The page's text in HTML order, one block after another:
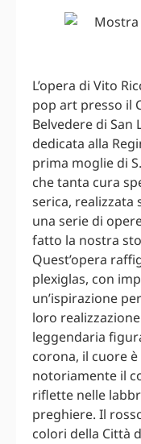
L’opera di Vito
pop art presso il
Belvedere di San
dedicata alla
prima moglie di
che tanta cura
serica, realizzata
una serie di
fatto la nostra
Quest’opera
plexiglas, con
un’ispirazione
loro
leggendaria
corona, il cuore
notoriamente il
riflette nelle
preghiere. Il
colori della Città